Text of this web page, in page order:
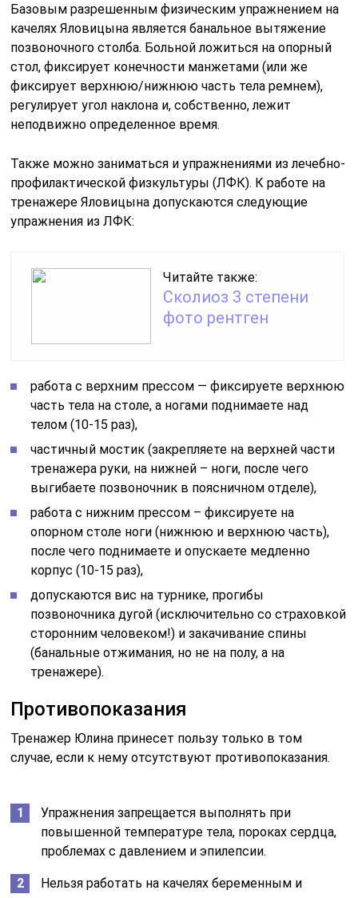
Базовым разрешенным физическим упражнением на
качелях Яловицына является банальное вытяжение
позвоночного столба. Больной ложиться на опорный
стол, фиксирует конечности манжетами (или же
фиксирует верхнюю/нижнюю часть тела ремнем),
регулирует угол наклона и, собственно, лежит
неподвижно определенное время.
Также можно заниматься и упражнениями из лечебно-
профилактической физкультуры (ЛФК). К работе на
тренажере Яловицына допускаются следующие
упражнения из ЛФК:
Читайте также:
Сколиоз 3 степени
фото рентген
работа с верхним прессом — фиксируете верхнюю
часть тела на столе, а ногами поднимаете над
телом (10-15 раз),
частичный мостик (закрепляете на верхней части
тренажера руки, на нижней – ноги, после чего
выгибаете позвоночник в поясничном отделе),
работа с нижним прессом – фиксируете на
опорном столе ноги (нижнюю и верхнюю часть),
после чего поднимаете и опускаете медленно
корпус (10-15 раз),
допускаются вис на турнике, прогибы
позвоночника дугой (исключительно со страховкой
сторонним человеком!) и закачивание спины
(банальные отжимания, но не на полу, а на
тренажере).
Противопоказания
Тренажер Юлина принесет пользу только в том
случае, если к нему отсутствуют противопоказания.
Упражнения запрещается выполнять при
повышенной температуре тела, пороках сердца,
проблемах с давлением и эпилепсии.
Нельзя работать на качелях беременным и